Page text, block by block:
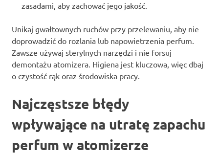
zasadami, aby zachować jego jakość.
Unikaj gwałtownych ruchów przy przelewaniu, aby nie
doprowadzić do rozlania lub napowietrzenia perfum.
Zawsze używaj sterylnych narzędzi i nie forsuj
demontażu atomizera. Higiena jest kluczowa, więc dbaj
o czystość rąk oraz środowiska pracy.
Najczęstsze błędy
wpływające na utratę zapachu
perfum w atomizerze